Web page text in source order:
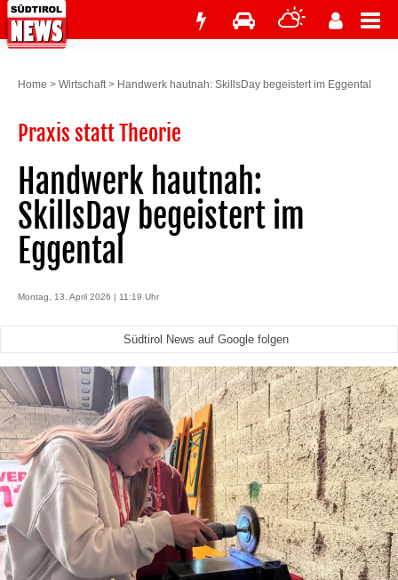
Home > Wirtschaft> Handwerk hautnah: SkillsDay begeistert im Eggental
Praxis statt Theorie
Handwerk hautnah:
SkillsDay begeistert im
Eggental
Montag, 13. April 2026 | 11:19 Uhr
Südtirol News auf Google folgen